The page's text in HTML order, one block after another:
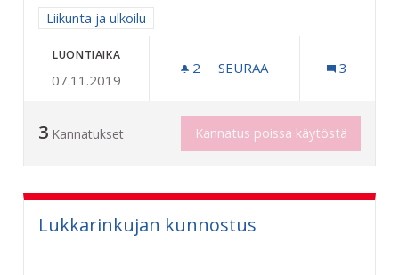
Rajaa tulokset aihepiirin mukaan: Liikunta ja ulkoilu
Liikunta ja ulkoilu
LUONTIAIKA
07.11.2019
2 2 SEURAAJAA
SEURAA 3
3 Kannatukset Kannatus poissa käytöstä
Lukkarinkujan kunnostus